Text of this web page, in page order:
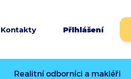
Kontakty Přihlášení
Realitní odborníci a makléři